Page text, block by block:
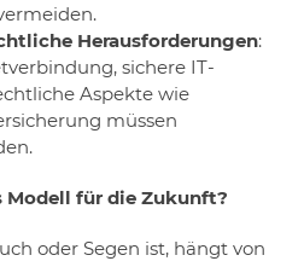
Herausforderungen:
sichere IT-
Aspekte wie
müssen
Modell für die Zukunft?
oder Segen ist, hängt von